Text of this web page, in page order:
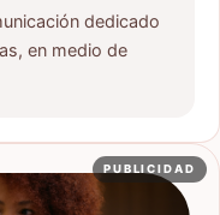
dedicado
en medio de
PUBLICIDAD